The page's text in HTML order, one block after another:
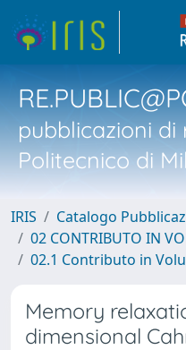
pubblicazioni di
Politecnico di
IRIS
Catalogo
02 CONTRIBUTO IN
02.1 Contributo in
Memory
dimensional